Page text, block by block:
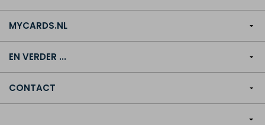
MYCARDS.NL
EN VERDER ...
CONTACT